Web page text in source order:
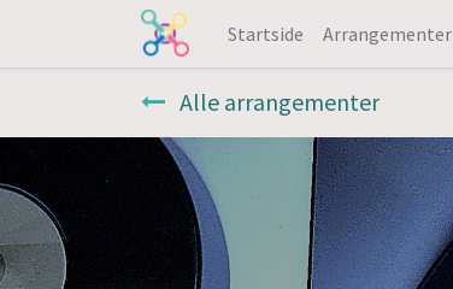
Startside Arrangementer
Alle arrangementer